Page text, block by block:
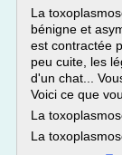
La
bénigne et
est contractée
peu cuite, les
d'un chat...
Voici ce que
La
La